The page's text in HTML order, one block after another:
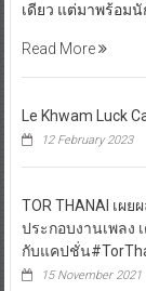
เดียว แต่มาพร้อม
Read More
Le Khwam Luck
12 February 2023
TOR THANAI เผ
ประกอบงานเพลง
กับแคปชั่น
15 November 2021